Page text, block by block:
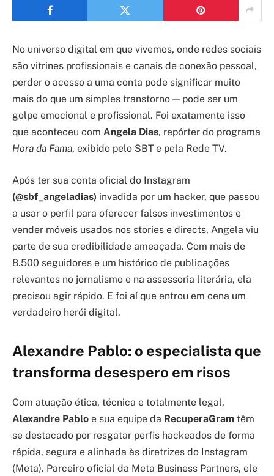
No universo digital em que vivemos, onde redes sociais
são vitrines profissionais e canais de conexão pessoal,
perder o acesso a uma conta pode significar muito
mais do que um simples transtorno — pode ser um
golpe emocional e profissional. Foi exatamente isso
que aconteceu com Angela Dias, repórter do programa
Hora da Fama, exibido pelo SBT e pela Rede TV.
Após ter sua conta oficial do Instagram
(@sbf_angeladias) invadida por um hacker, que passou
a usar o perfil para oferecer falsos investimentos e
vender móveis usados nos stories e directs, Angela viu
parte de sua credibilidade ameaçada. Com mais de
8.500 seguidores e um histórico de publicações
relevantes no jornalismo e na assessoria literária, ela
precisou agir rápido. E foi aí que entrou em cena um
verdadeiro herói digital.
Alexandre Pablo: o especialista que
transforma desespero em risos
Com atuação ética, técnica e totalmente legal,
Alexandre Pablo e sua equipe da RecuperaGram têm
se destacado por resgatar perfis hackeados de forma
rápida, segura e alinhada às diretrizes do Instagram
(Meta). Parceiro oficial da Meta Business Partners, ele